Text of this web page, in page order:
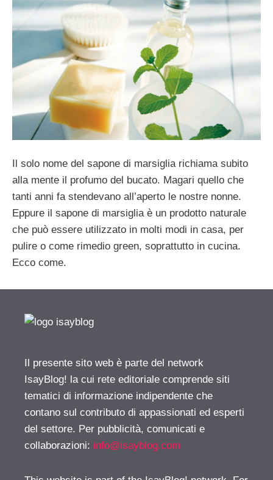
Il solo nome del sapone di marsiglia richiama subito
alla mente il profumo del bucato. Magari quello che
tanti anni fa stendevano all’aperto le nostre nonne.
Eppure il sapone di marsiglia è un prodotto naturale
che può essere utilizzato in molti modi in casa, per
pulire o come rimedio green, soprattutto in cucina.
Ecco come.
Il presente sito web è parte del network
IsayBlog! la cui rete editoriale comprende siti
tematici di informazione indipendente che
contano sul contributo di appassionati ed esperti
del settore. Per pubblicità, comunicati e
collaborazioni: info@isayblog.com